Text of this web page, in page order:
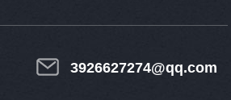
3926627274@qq.com